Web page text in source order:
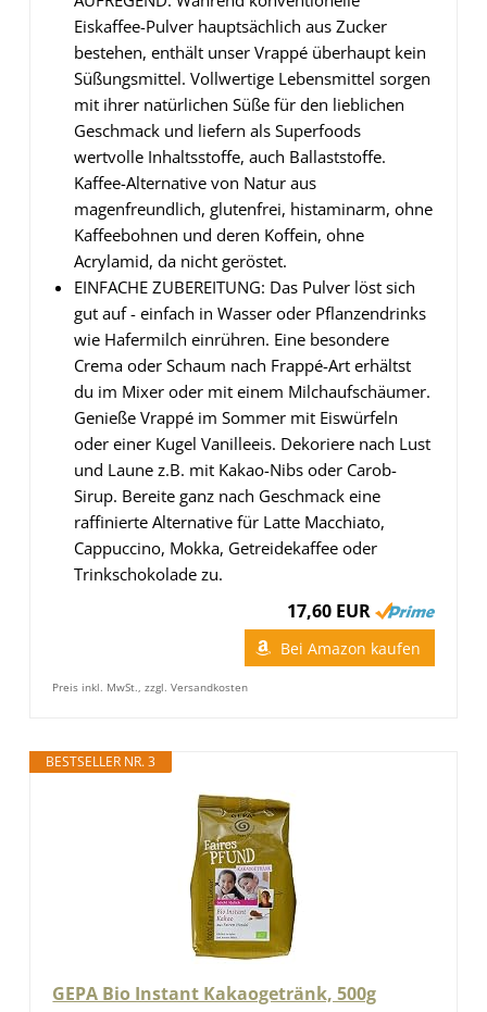
Eiskaffee-Pulver hauptsächlich aus Zucker
bestehen, enthält unser Vrappé überhaupt kein
Süßungsmittel. Vollwertige Lebensmittel sorgen
mit ihrer natürlichen Süße für den lieblichen
Geschmack und liefern als Superfoods
wertvolle Inhaltsstoffe, auch Ballaststoffe.
Kaffee-Alternative von Natur aus
magenfreundlich, glutenfrei, histaminarm, ohne
Kaffeebohnen und deren Koffein, ohne
Acrylamid, da nicht geröstet.
EINFACHE ZUBEREITUNG: Das Pulver löst sich
gut auf - einfach in Wasser oder Pflanzendrinks
wie Hafermilch einrühren. Eine besondere
Crema oder Schaum nach Frappé-Art erhältst
du im Mixer oder mit einem Milchaufschäumer.
Genieße Vrappé im Sommer mit Eiswürfeln
oder einer Kugel Vanilleeis. Dekoriere nach Lust
und Laune z.B. mit Kakao-Nibs oder Carob-
Sirup. Bereite ganz nach Geschmack eine
raffinierte Alternative für Latte Macchiato,
Cappuccino, Mokka, Getreidekaffee oder
Trinkschokolade zu.
17,60 EUR
Bei Amazon kaufen
Preis inkl. MwSt., zzgl. Versandkosten
BESTSELLER NR. 3
GEPA Bio Instant Kakaogetränk, 500g